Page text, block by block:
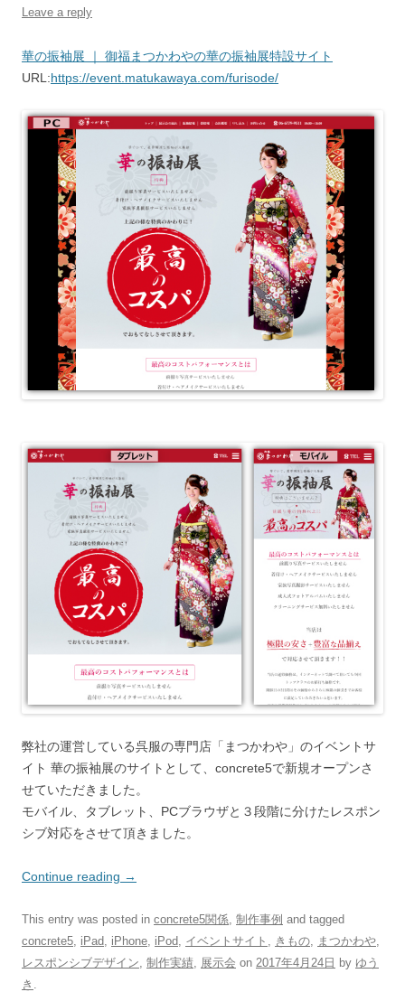
Leave a reply
華の振袖展 ｜ 御福まつかわやの華の振袖展特設サイト
URL:https://event.matukawaya.com/furisode/
弊社の運営している呉服の専門店「まつかわや」のイベントサ
イト 華の振袖展のサイトとして、concrete5で新規オープンさ
せていただきました。
モバイル、タブレット、PCブラウザと３段階に分けたレスポン
シブ対応をさせて頂きました。
Continue reading →
This entry was posted in concrete5関係 制作事例 and tagged
concrete5 iPad iPhone iPod イベントサイト きもの まつかわや
レスポンシブデザイン 制作実績 展示会 on 2017年4月24日 by ゆう
き